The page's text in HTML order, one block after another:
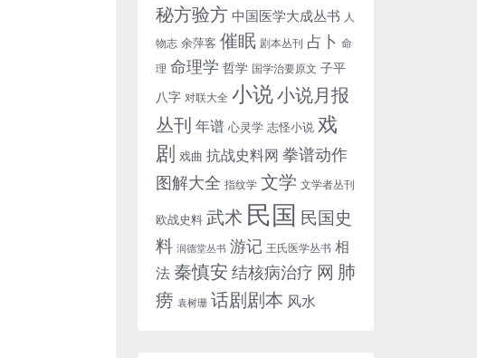
秘方验方 中国医学大成丛书 人
物志 余萍客 催眠 剧本丛刊 占卜 命
理 命理学 哲学 国学治要原文 子平
八字 对联大全 小说小说月报
丛刊 年谱 心灵学 志怪小说 戏
剧 戏曲 抗战史料网 拳谱动作
图解大全 指纹学 文学 文学者丛刊
欧战史料 武术 民国 民国史
料 润德堂丛书 游记 王氏医学丛书 相
法 秦慎安 结核病治疗 网 肺
痨 袁树珊 话剧剧本 风水